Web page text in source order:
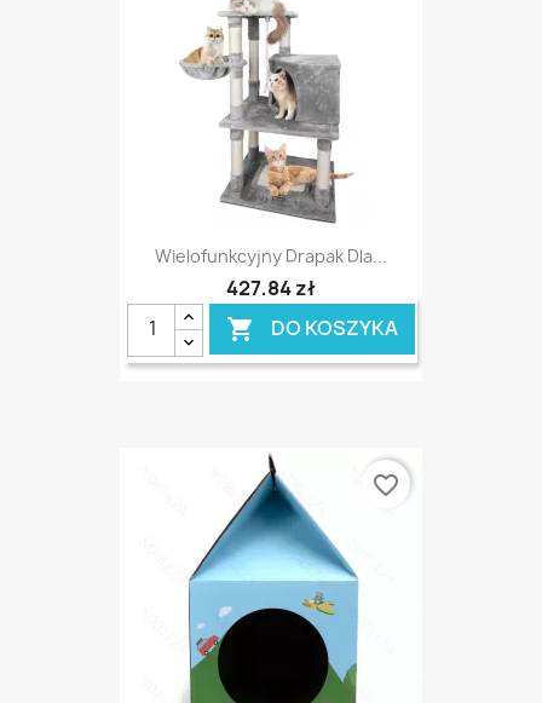
Wielofunkcyjny Drapak Dla...
427,84 zł
 DO KOSZYKA
favorite_border